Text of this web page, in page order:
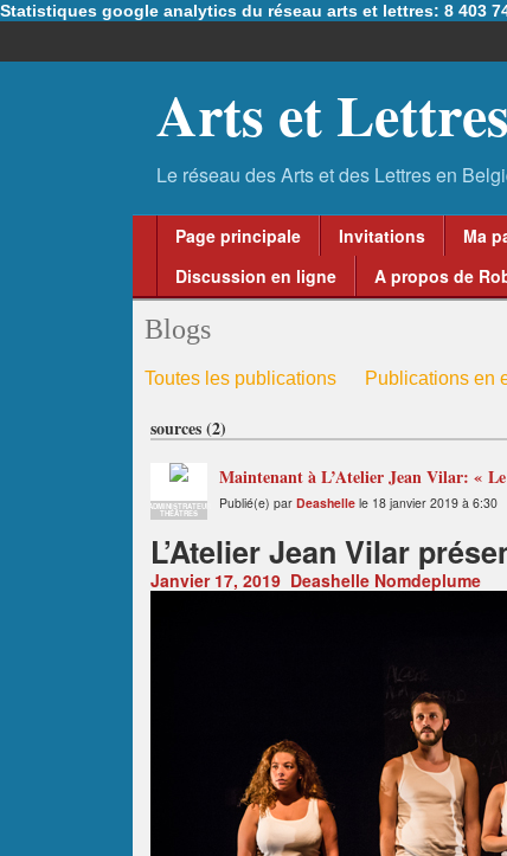
Statistiques google analytics du réseau arts et lettres: 8 403
Arts et Lettres
Page principale Invitations Ma
Discussion en ligne
A propos de
Blogs
Toutes les publications Publications en
sources (2)
ADMINISTRATEUR
THÉÂTRES
Maintenant à L’Atelier Jean Vilar: «
Publié(e) par Deashelle le 18 janvier 2019 à 6:30
L’Atelier Jean Vilar
Janvier 17, 2019 Deashelle Nomdeplume